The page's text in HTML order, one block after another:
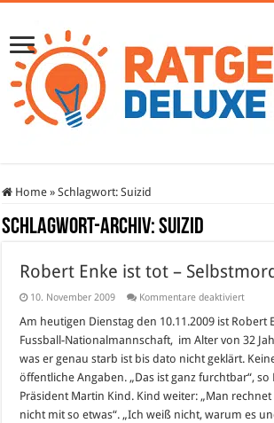
Home » Schlagwort:Suizid
Schlagwort-Archiv:Suizid
Robert Enke ist tot –
10. November 2009 Kommentare deaktiviertfür
Enke
tot
–
Am heutigen Dienstag den 10.11.2009 ist Robert
Fussball-Nationalmannschaft, im Alter von 32
was er genau starb ist bis dato nicht geklärt.
öffentliche Angaben. „Das ist ganz furchtbar“, so
Präsident Martin Kind. Kind weiter: „Man
nicht mit so etwas“. „Ich weiß nicht, warum es